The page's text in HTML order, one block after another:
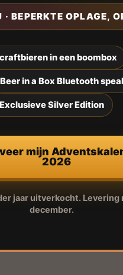
· BEPERKTE OPLAGE,
in een boombox
in a Box Bluetooth
Exclusieve Silver Edition
mijn
2026
jaar uitverkocht. Levering
december.